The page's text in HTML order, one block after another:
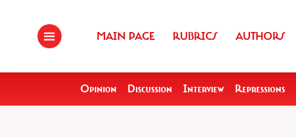
MAIN PAGE RUBRICS AUTHORS
Opinion Discussion Interview Repressions